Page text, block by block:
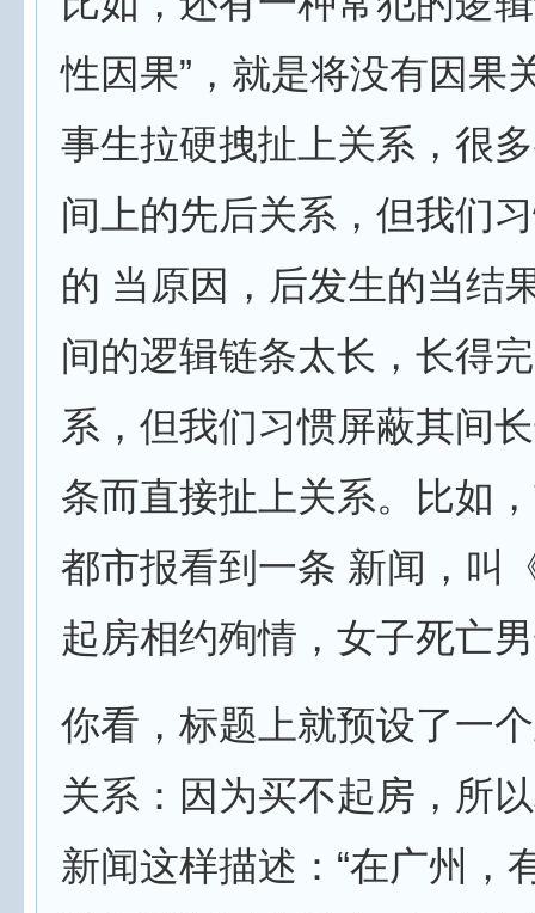
性因果”，就是将没有因果
事生拉硬拽扯上关系，很
间上的先后关系，但我们
的 当原因，后发生的当结
间的逻辑链条太长，长得
系，但我们习惯屏蔽其间
条而直接扯上关系。比如
都市报看到一条 新闻，叫
起房相约殉情，女子死亡
你看，标题上就预设了一
关系：因为买不起房，所
新闻这样描述：“在广州，